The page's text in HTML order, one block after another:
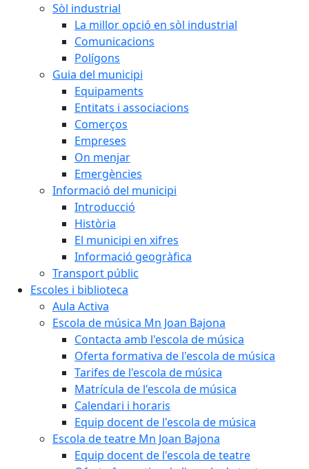
Sòl industrial
La millor opció en sòl industrial
Comunicacions
Polígons
Guia del municipi
Equipaments
Entitats i associacions
Comerços
Empreses
On menjar
Emergències
Informació del municipi
Introducció
Història
El municipi en xifres
Informació geogràfica
Transport públic
Escoles i biblioteca
Aula Activa
Escola de música Mn Joan Bajona
Contacta amb l'escola de música
Oferta formativa de l'escola de música
Tarifes de l'escola de música
Matrícula de l'escola de música
Calendari i horaris
Equip docent de l'escola de música
Escola de teatre Mn Joan Bajona
Equip docent de l'escola de teatre